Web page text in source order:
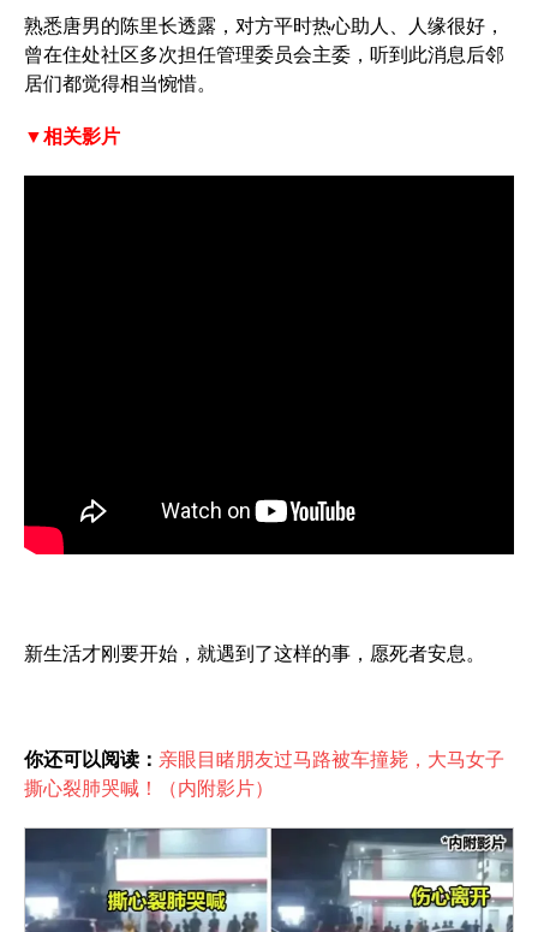
熟悉唐男的陈里长透露，对方平时热心助人、人缘很好，
曾在住处社区多次担任管理委员会主委，听到此消息后邻
居们都觉得相当惋惜。
▼相关影片
新生活才刚要开始，就遇到了这样的事，愿死者安息。
你还可以阅读： 亲眼目睹朋友过马路被车撞毙，大马女子
撕心裂肺哭喊！（内附影片）